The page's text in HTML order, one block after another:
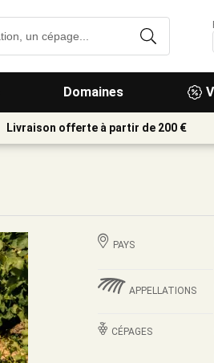
Domaines
Livraison offerte à partir de 200 €
PAYS
APPELLATIONS
CÉPAGES